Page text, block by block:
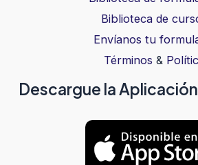
Biblioteca de
Envíanos tu
Términos &
Descargue la